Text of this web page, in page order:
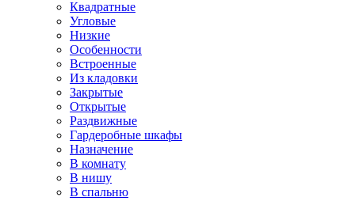
Квадратные
Угловые
Низкие
Особенности
Встроенные
Из кладовки
Закрытые
Открытые
Раздвижные
Гардеробные шкафы
Назначение
В комнату
В нишу
В спальню